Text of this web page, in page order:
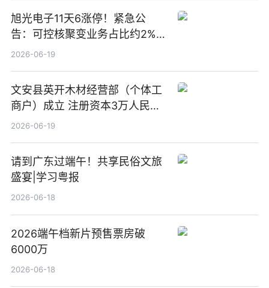
旭光电子11天6涨停！紧急公
告：可控核聚变业务占比约2%！
前沿热点
2026-06-19
文安县英开木材经营部（个体工
商户）成立 注册资本3万人民币
新要闻
2026-06-19
请到广东过端午！共享民俗文旅
盛宴|学习粤报
2026-06-18
2026端午档新片预售票房破
6000万
2026-06-18